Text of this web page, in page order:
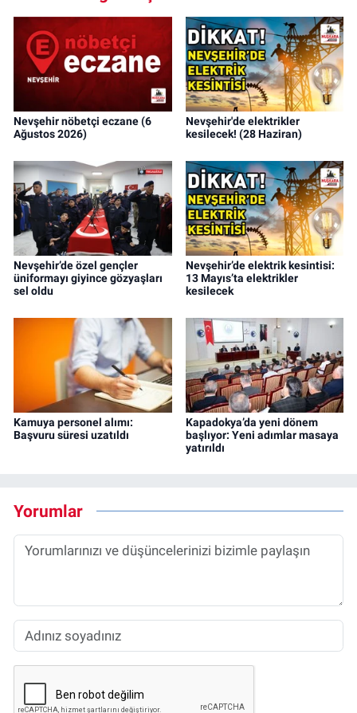
Nevşehir nöbetçi eczane (6
Ağustos 2026)
Nevşehir'de elektrikler
kesilecek! (28 Haziran)
Nevşehir’de özel gençler
üniformayı giyince gözyaşları
sel oldu
Nevşehir’de elektrik kesintisi:
13 Mayıs’ta elektrikler
kesilecek
Kamuya personel alımı:
Başvuru süresi uzatıldı
Kapadokya’da yeni dönem
başlıyor: Yeni adımlar masaya
yatırıldı
Yorumlar